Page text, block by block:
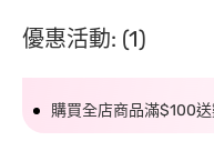
優惠活動: (1)
購買全店商品滿$100